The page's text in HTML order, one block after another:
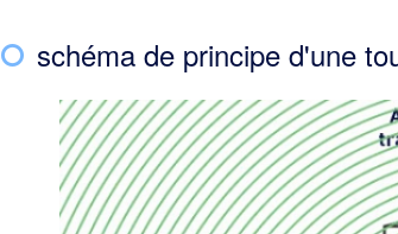
schéma de principe d'une